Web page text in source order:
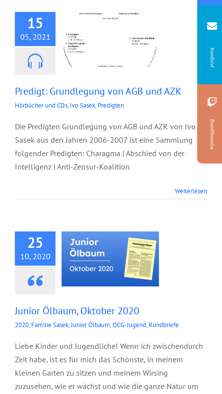
15
05, 2021
Predigt: Grundlegung von AGB und AZK
Hörbücher und CDs, Ivo Sasek, Predigten
Die Predigten Grundlegung von AGB und AZK von Ivo
Sasek aus den Jahren 2006-2007 ist eine Sammlung
folgender Predigten: Charagma | Abschied von der
Intelligenz | Anti-Zensur-Koalition
Weiterlesen
25
10, 2020
Junior Ölbaum,
Junior Ölbaum, Oktober 2020
2020, Familie Sasek,Junior Ölbaum,OCG-Jugend, Rundbriefe
Liebe Kinder und Jugendliche! Wenn ich zwischendurch
Zeit habe, ist es für mich das Schönste, in meinem
kleinen Garten zu sitzen und meinem Wirsing
zuzusehen, wie er wächst und wie die ganze Natur um
Rundbrief
Bestellformular